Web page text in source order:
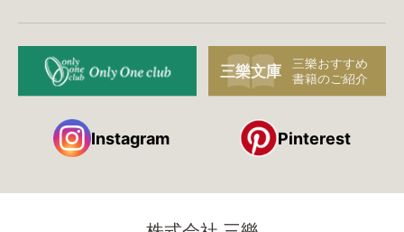
Instagram Pinterest